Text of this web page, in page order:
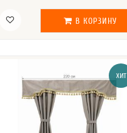
В КОРЗИНУ
ХИТ